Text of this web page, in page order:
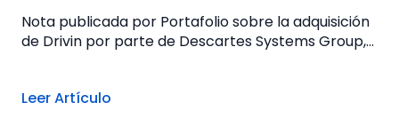
Nota publicada por Portafolio sobre la adquisición
de Drivin por parte de Descartes Systems Group,...
Leer Artículo